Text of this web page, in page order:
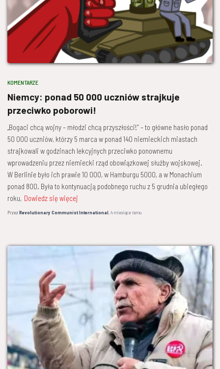
KOMENTARZE
Niemcy: ponad 50 000 uczniów strajkuje
przeciwko poborowi!
„Bogaci chcą wojny – młodzi chcą przyszłości!” – to główne hasło ponad
50 000 uczniów, którzy 5 marca w ponad 140 niemieckich miastach
strajkowali w godzinach lekcyjnych przeciwko ponownemu
wprowadzeniu przez niemiecki rząd obowiązkowej służby wojskowej.
W Berlinie było ich prawie 10 000, w Hamburgu 5000, a w Monachium
ponad 800. Była to kontynuacją podobnego ruchu z 5 grudnia ubiegłego
roku, Dowiedz się więcej
PrzezRevolutionary Communist International,4 miesiącetemu